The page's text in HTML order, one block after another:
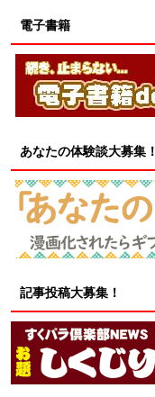
電子書籍
あなたの体験談大募集！
記事投稿大募集！